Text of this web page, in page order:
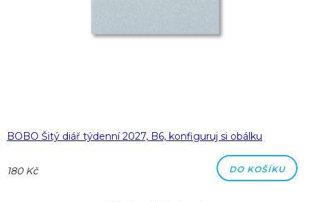
BOBO Šitý diář týdenní 2027, B6, konfiguruj si obálku
180 Kč DO KOŠÍKU